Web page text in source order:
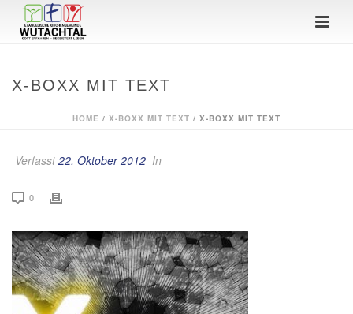
X-BOXX MIT TEXT
HOME / X-BOXX MIT TEXT / X-BOXX MIT TEXT
Verfasst22. Oktober 2012 In
0